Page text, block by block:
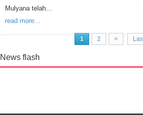
Mulyana telah…
read more...
1 2 >
News flash